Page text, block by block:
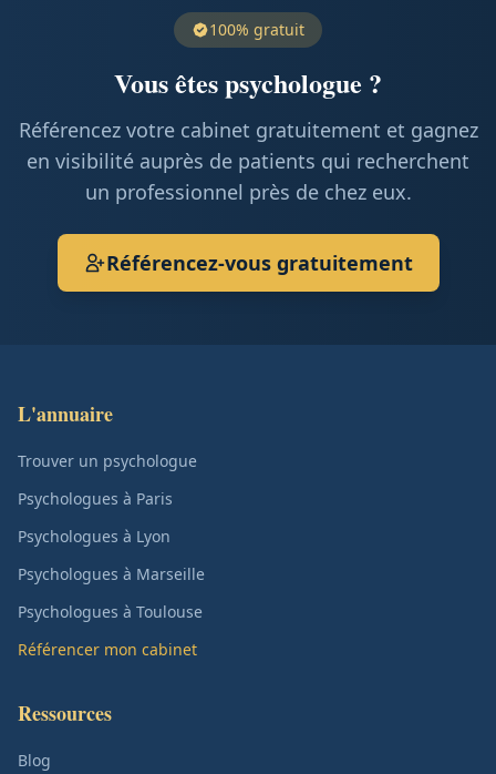
100% gratuit
Vous êtes psychologue ?
Référencez votre cabinet gratuitement et gagnez
en visibilité auprès de patients qui recherchent
un professionnel près de chez eux.
Référencez-vous gratuitement
L'annuaire
Trouver un psychologue
Psychologues à Paris
Psychologues à Lyon
Psychologues à Marseille
Psychologues à Toulouse
Référencer mon cabinet
Ressources
Blog